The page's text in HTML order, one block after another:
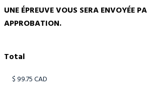
UNE ÉPREUVE VOUS SERA ENVOYÉE
APPROBATION.
Total